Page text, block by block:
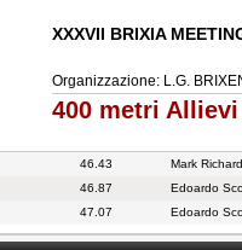
XXXVII BRIXIA
Organizzazione: L.G.
400 metri Allievi
46.43 Mark
46.87 Edoardo
47.07 Edoardo